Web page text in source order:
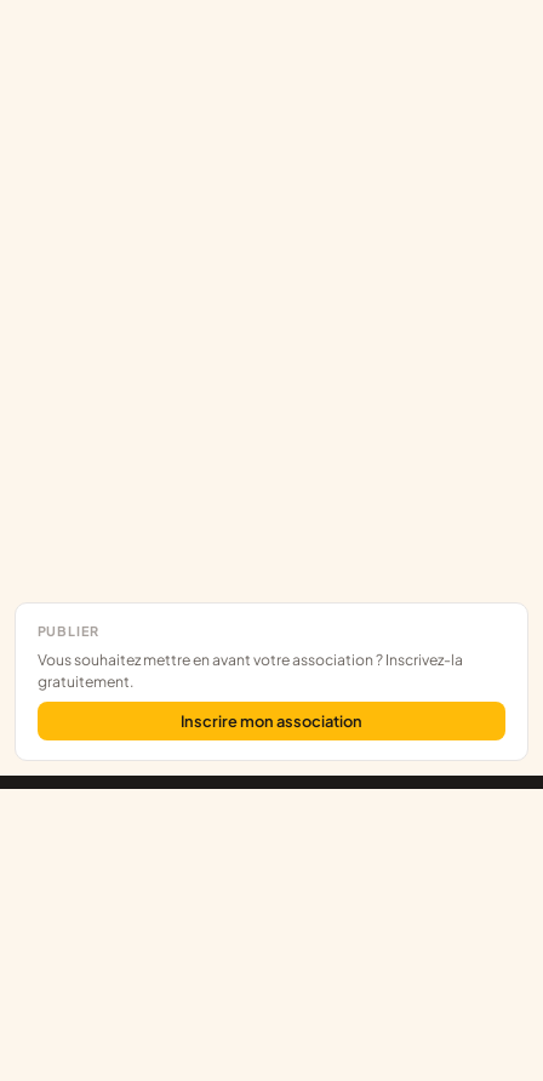
PUBLIER
Vous souhaitez mettre en avant votre association ? Inscrivez-la
gratuitement.
Inscrire mon association